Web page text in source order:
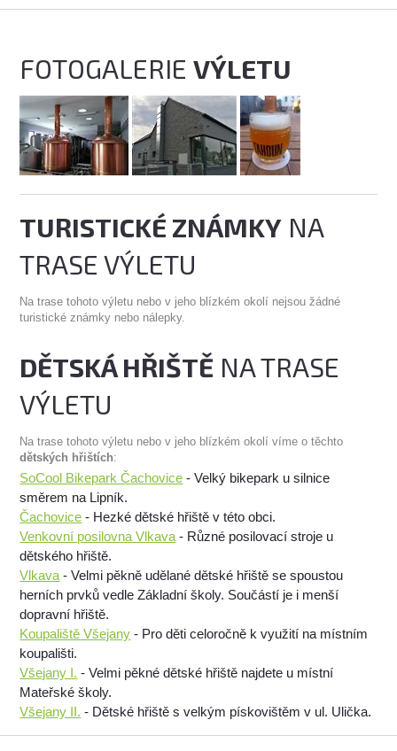
FOTOGALERIEVÝLETU
TURISTICKÉ ZNÁMKY NA
TRASE VÝLETU
Na trase tohoto výletu nebo v jeho blízkém okolí nejsou žádné
turistické známky nebo nálepky.
DĚTSKÁ HŘIŠTĚ NA TRASE
VÝLETU
Na trase tohoto výletu nebo v jeho blízkém okolí víme o těchto
dětských hřištích:
SoCool Bikepark Čachovice - Velký bikepark u silnice
směrem na Lipník.
Čachovice - Hezké dětské hřiště v této obci.
Venkovní posilovna Vlkava- Různé posilovací stroje u
dětského hřiště.
Vlkava- Velmi pěkně udělané dětské hřiště se spoustou
herních prvků vedle Základní školy. Součástí je i menší
dopravní hřiště.
Koupaliště Všejany - Pro děti celoročně k využití na místním
koupališti.
Všejany I. - Velmi pěkné dětské hřiště najdete u místní
Mateřské školy.
Všejany II. - Dětské hřiště s velkým pískovištěm v ul. Ulička.